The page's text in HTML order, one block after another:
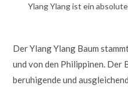
Ylang Ylang ist ein
Der Ylang Ylang Baum
und von den Philippinen. Der
beruhigende und